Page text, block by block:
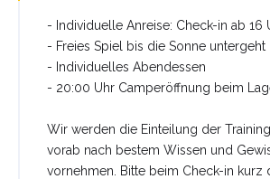
- Individuelle Anreise: Check-in ab 16
- Freies Spiel bis die Sonne untergeht
- Individuelles Abendessen
- 20:00 Uhr Camperöffnung beim
Wir werden die Einteilung der
vorab nach bestem Wissen und
vornehmen. Bitte beim Check-in kurz